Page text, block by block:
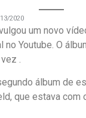
2020
um novo
no Youtube. O
.
segundo álbum de
que estava com